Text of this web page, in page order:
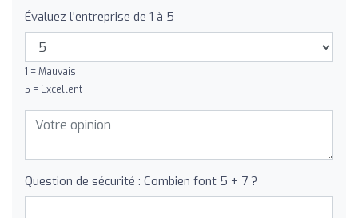
Évaluez l'entreprise de 1 à 5
1 = Mauvais
5 = Excellent
Question de sécurité : Combien font 5 + 7 ?